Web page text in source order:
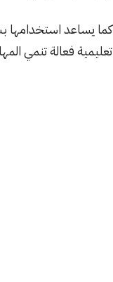
كما يساعد استخدامها
تعليمية فعالة تنمي